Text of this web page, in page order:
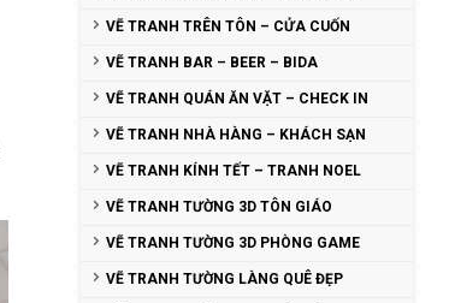
VẼ TRANH TRÊN TÔN – CỬA CUỐN
VẼ TRANH BAR – BEER – BIDA
VẼ TRANH QUÁN ĂN VẶT – CHECK IN
VẼ TRANH NHÀ HÀNG – KHÁCH SẠN
VẼ TRANH KÍNH TẾT – TRANH NOEL
VẼ TRANH TƯỜNG 3D TÔN GIÁO
VẼ TRANH TƯỜNG 3D PHÒNG GAME
VẼ TRANH TƯỜNG LÀNG QUÊ ĐẸP